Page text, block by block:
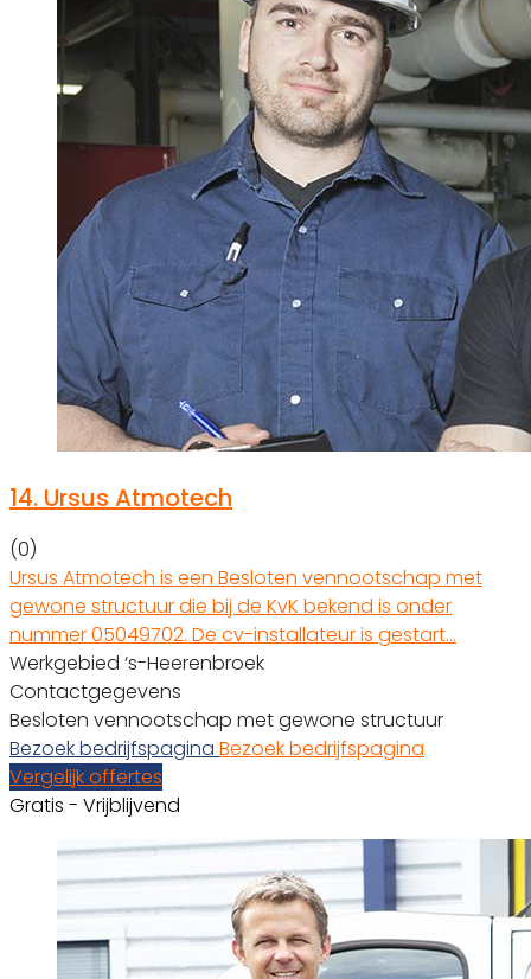
14. Ursus Atmotech
(0)
Ursus Atmotech is een Besloten vennootschap met
gewone structuur die bij de KvK bekend is onder
nummer 05049702. De cv-installateur is gestart…
Werkgebied ‘s-Heerenbroek
Contactgegevens
Besloten vennootschap met gewone structuur
Bezoek bedrijfspagina Bezoek bedrijfspagina
Vergelijk offertes
Gratis - Vrijblijvend